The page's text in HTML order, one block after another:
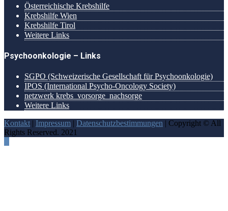
Österreichische Krebshilfe
Krebshilfe Wien
Krebshilfe Tirol
Weitere Links
Psychoonkologie – Links
SGPO (Schweizerische Gesellschaft für Psychoonkologie)
IPOS (International Psycho-Oncology Society)
netzwerk krebs_vorsorge_nachsorge
Weitere Links
Kontakt | Impressum | Datenschutzbestimmungen | Copyright © All
Rights Reserved. 2021